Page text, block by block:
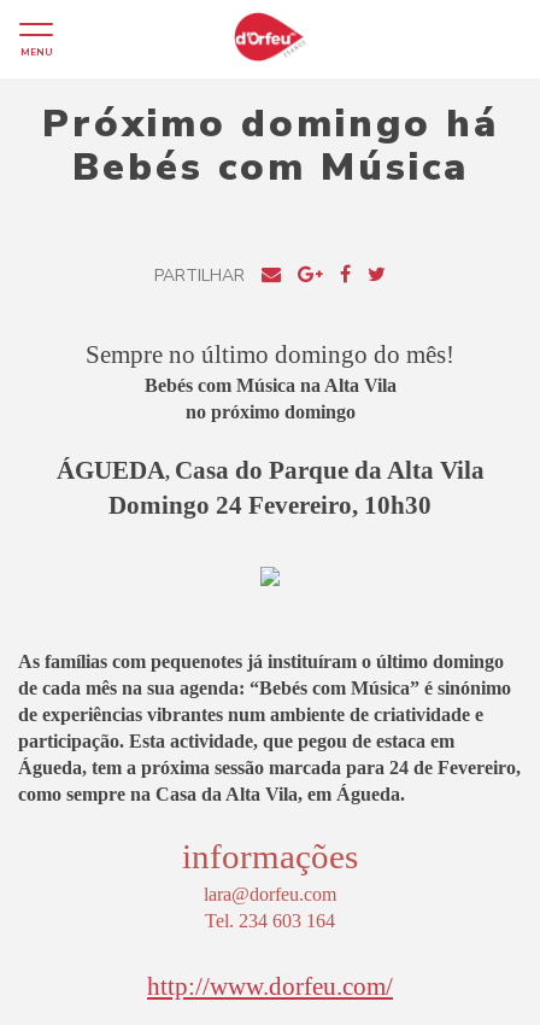
MENU
Próximo domingo há
Bebés com Música
PARTILHAR
Sempre no último domingo do mês!
Bebés com Música na Alta Vila
no próximo domingo
ÁGUEDA, Casa do Parque da Alta Vila
Domingo 24 Fevereiro, 10h30
As famílias com pequenotes já instituíram o último domingo
de cada mês na sua agenda: “Bebés com Música” é sinónimo
de experiências vibrantes num ambiente de criatividade e
participação. Esta actividade, que pegou de estaca em
Águeda, tem a próxima sessão marcada para 24 de Fevereiro,
como sempre na Casa da Alta Vila, em Águeda.
informações
lara@dorfeu.com
Tel. 234 603 164
http://www.dorfeu.com/